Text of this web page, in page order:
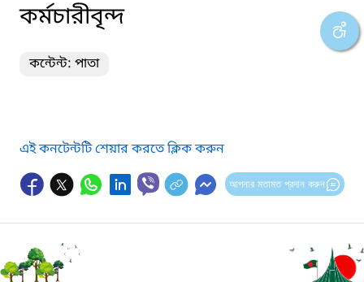
কর্মচারীবৃন্দ
কন্টেন্ট: পাতা
এই কনটেন্টটি শেয়ার করতে ক্লিক করুন
আপনার মতামত প্রদান করুন